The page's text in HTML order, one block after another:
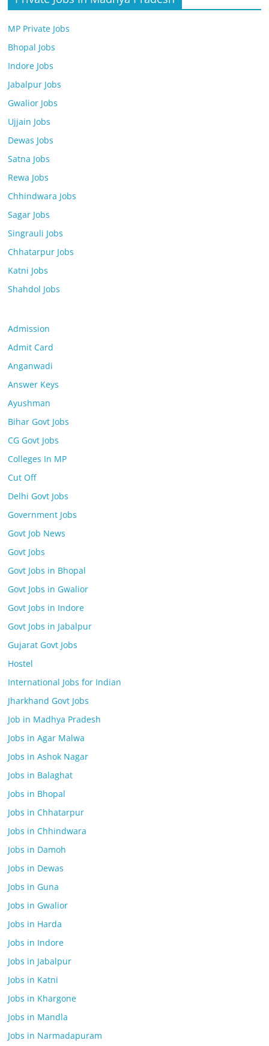
MP Private Jobs
Bhopal Jobs
Indore Jobs
Jabalpur Jobs
Gwalior Jobs
Ujjain Jobs
Dewas Jobs
Satna Jobs
Rewa Jobs
Chhindwara Jobs
Sagar Jobs
Singrauli Jobs
Chhatarpur Jobs
Katni Jobs
Shahdol Jobs
Admission
Admit Card
Anganwadi
Answer Keys
Ayushman
Bihar Govt Jobs
CG Govt Jobs
Colleges In MP
Cut Off
Delhi Govt Jobs
Government Jobs
Govt Job News
Govt Jobs
Govt Jobs in Bhopal
Govt Jobs in Gwalior
Govt Jobs in Indore
Govt Jobs in Jabalpur
Gujarat Govt Jobs
Hostel
International Jobs for Indian
Jharkhand Govt Jobs
Job in Madhya Pradesh
Jobs in Agar Malwa
Jobs in Ashok Nagar
Jobs in Balaghat
Jobs in Bhopal
Jobs in Chhatarpur
Jobs in Chhindwara
Jobs in Damoh
Jobs in Dewas
Jobs in Guna
Jobs in Gwalior
Jobs in Harda
Jobs in Indore
Jobs in Jabalpur
Jobs in Katni
Jobs in Khargone
Jobs in Mandla
Jobs in Narmadapuram